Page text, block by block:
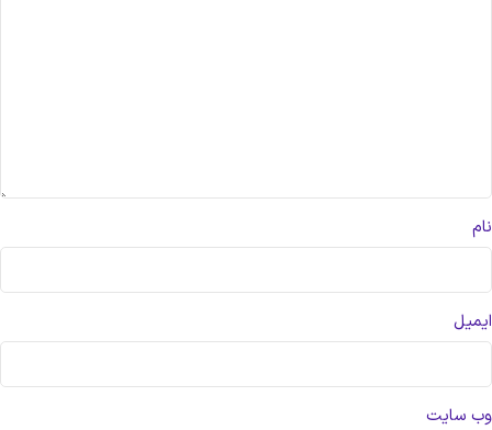
نام
ایمیل
وب‌ سایت